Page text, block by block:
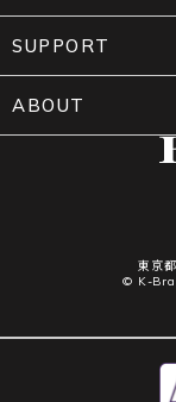
東京
© K-
SUPPORT
ABOUT